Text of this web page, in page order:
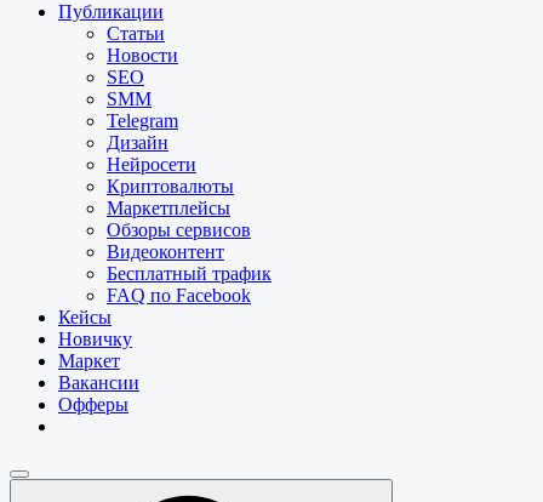
Публикации
Статьи
Новости
SEO
SMM
Telegram
Дизайн
Нейросети
Криптовалюты
Маркетплейсы
Обзоры сервисов
Видеоконтент
Бесплатный трафик
FAQ по Facebook
Кейсы
Новичку
Маркет
Вакансии
Офферы